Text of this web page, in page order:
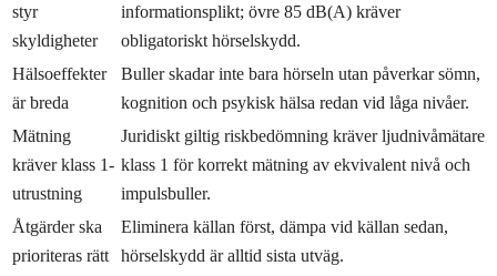
styr
skyldigheter
informationsplikt; övre 85 dB(A) kräver
obligatoriskt hörselskydd.
Hälsoeffekter
är breda
Buller skadar inte bara hörseln utan påverkar sömn,
kognition och psykisk hälsa redan vid låga nivåer.
Mätning
kräver klass 1-
utrustning
Juridiskt giltig riskbedömning kräver ljudnivåmätare
klass 1 för korrekt mätning av ekvivalent nivå och
impulsbuller.
Åtgärder ska
prioriteras rätt
Eliminera källan först, dämpa vid källan sedan,
hörselskydd är alltid sista utväg.